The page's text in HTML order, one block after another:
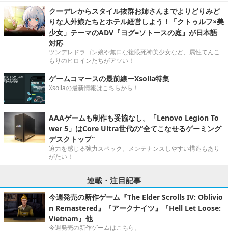
クーデレからスタイル抜群お姉さんまでよりどりみど
りな人外娘たちとホテル経営しよう！「クトゥルフ×美
少女」テーマのADV『ヨグ=ソトースの庭』が日本語
対応
ツンデレドラゴン娘や無口な複眼死神美少女など、属性てんこ
もりのヒロインたちがアツい！
ゲームコマースの最前線ーXsolla特集
Xsollaの最新情報はこちらから！
AAAゲームも制作も妥協なし。「Lenovo Legion To
wer 5」はCore Ultra世代の“全てこなせるゲーミング
デスクトップ”
迫力を感じる強力スペック。メンテナンスしやすい構造もあり
がたい！
連載・注目記事
今週発売の新作ゲーム『The Elder Scrolls IV: Oblivio
n Remastered』『アークナイツ』『Hell Let Loose:
Vietnam』他
今週発売の新作ゲームはこちら。